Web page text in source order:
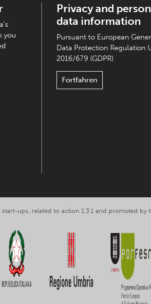
you
Privacy and
data information
Pursuant to European
Data Protection Regulation
2016/679 (GDPR)
Fortfahren
ups, related to action 1.3.1 and promoted by